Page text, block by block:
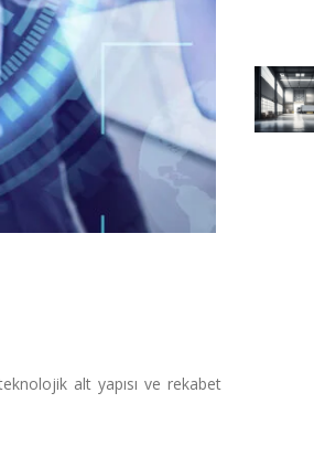
alt yapısı ve rekabet